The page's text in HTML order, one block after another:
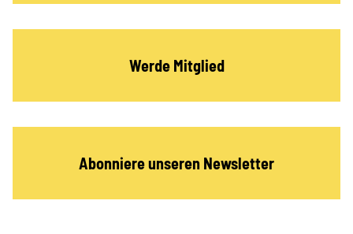
Werde Mitglied
Abonniere unseren Newsletter